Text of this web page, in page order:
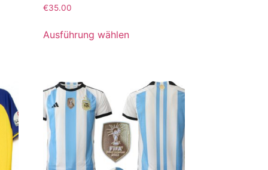
Bewertet
mit
€35.00
Ausführung wählen